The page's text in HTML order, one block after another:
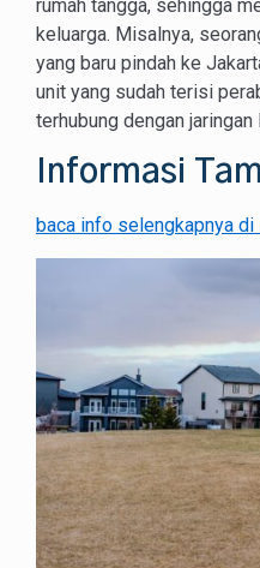
rumah tangga, sehingga
keluarga. Misalnya,
yang baru pindah ke
unit yang sudah terisi
terhubung dengan jaringan
Informasi
baca info selengkapnya di